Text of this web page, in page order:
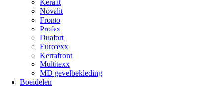
Keralit
Novalit
Fronto
Profex
Duafort
Eurotexx
Kerrafront
Multitexx
MD gevelbekleding
Boeidelen